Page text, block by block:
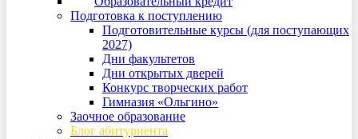
Подготовка к поступлению
Подготовительные курсы (для поступающих
2027)
Дни факультетов
Дни открытых дверей
Конкурс творческих работ
Гимназия «Ольгино»
Заочное образование
Блог абитуриента